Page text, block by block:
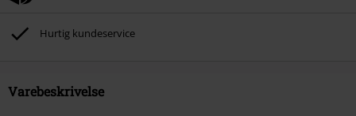
Hurtig kundeservice
Varebeskrivelse